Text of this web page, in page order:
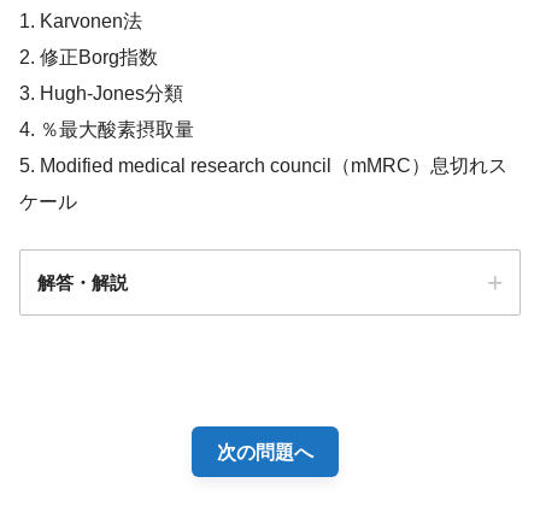
1. Karvonen法
2. 修正Borg指数
3. Hugh-Jones分類
4. ％最大酸素摂取量
5. Modified medical research council（mMRC）息切れス
ケール
解答・解説
次の問題へ